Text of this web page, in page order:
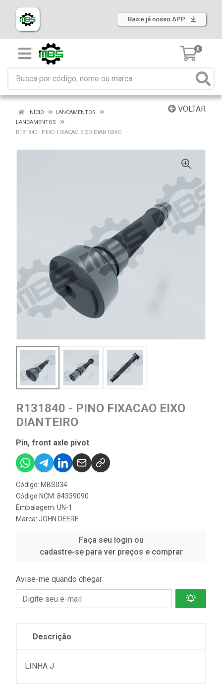
Baixe já nosso APP
0
VOLTAR
INÍCIO
LANCAMENTOS
LANCAMENTOS
R131840 - PINO FIXACAO EIXO DIANTEIRO
R131840 - PINO FIXACAO EIXO
DIANTEIRO
Pin, front axle pivot
Código: MBS034
Código NCM: 84339090
Embalagem: UN-1
Marca: JOHN DEERE
Faça seu login ou
cadastre-se para ver preços e comprar
Avise-me quando chegar
Descrição
LINHA J